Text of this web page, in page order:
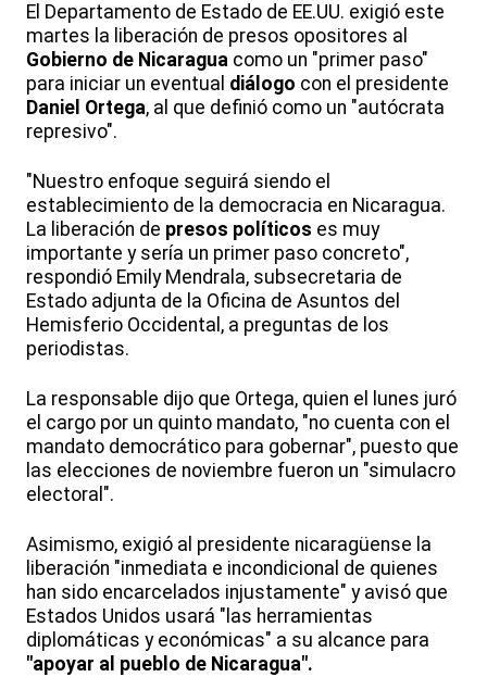
El Departamento de Estado de EE.UU. exigió este
martes la liberación de presos opositores al
Gobierno de Nicaragua como un "primer paso"
para iniciar un eventual diálogo con el presidente
Daniel Ortega, al que definió como un "autócrata
represivo".
"Nuestro enfoque seguirá siendo el
establecimiento de la democracia en Nicaragua.
La liberación de presos políticos es muy
importante y sería un primer paso concreto",
respondió Emily Mendrala, subsecretaria de
Estado adjunta de la Oficina de Asuntos del
Hemisferio Occidental, a preguntas de los
periodistas.
La responsable dijo que Ortega, quien el lunes juró
el cargo por un quinto mandato, "no cuenta con el
mandato democrático para gobernar", puesto que
las elecciones de noviembre fueron un "simulacro
electoral".
Asimismo, exigió al presidente nicaragüense la
liberación "inmediata e incondicional de quienes
han sido encarcelados injustamente" y avisó que
Estados Unidos usará "las herramientas
diplomáticas y económicas" a su alcance para
"apoyar al pueblo de Nicaragua".